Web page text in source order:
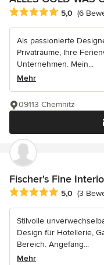
Durchschnittliche
5,0 (6
Als passionierte
Privaträume, Ihre
Unternehmen. Mein...
Mehr
09113 Chemnitz
Fischer's Fine
Durchschnittliche
5,0 (3
Stilvolle
Design für Hotellerie,
Bereich. Angefang...
Mehr